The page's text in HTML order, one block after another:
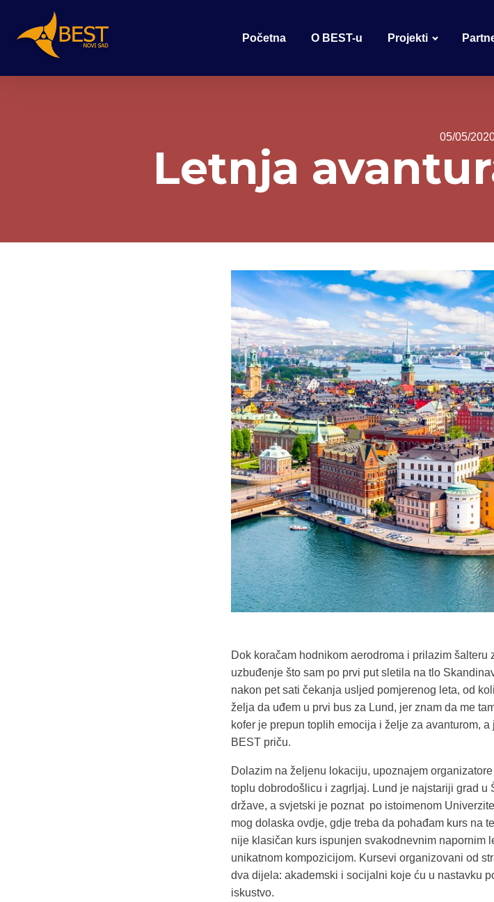
Početna O BEST-u Projekti
05/05/
Letnja
Dok koračam hodnikom aerodroma i prilazim
uzbuđenje što sam po prvi put sletila na tlo
nakon pet sati čekanja usljed pomjerenog leta, od
želja da uđem u prvi bus za Lund, jer znam da me
kofer je prepun toplih emocija i želje za avanturom,
BEST priču.
Dolazim na željenu lokaciju, upoznajem
toplu dobrodošlicu i zagrljaj. Lund je najstariji grad
države, a svjetski je poznat po istoimenom
mog dolaska ovdje, gdje treba da pohađam kurs na
nije klasičan kurs ispunjen svakodnevnim napornim
unikatnom kompozicijom. Kursevi organizovani od
dva dijela: akademski i socijalni koje ću u nastavku
iskustvo.